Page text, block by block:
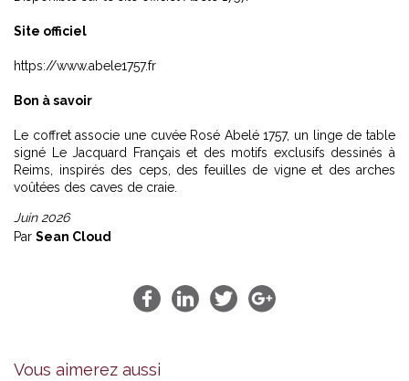
Site officiel
https://www.abele1757.fr
Bon à savoir
Le coffret associe une cuvée Rosé Abelé 1757, un linge de table
signé Le Jacquard Français et des motifs exclusifs dessinés à
Reims, inspirés des ceps, des feuilles de vigne et des arches
voûtées des caves de craie.
Juin 2026
Par Sean Cloud
Vous aimerez aussi